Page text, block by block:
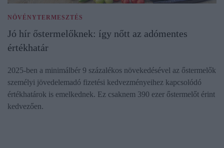
NÖVÉNYTERMESZTÉS
Jó hír őstermelőknek: így nőtt az adómentes
értékhatár
2025-ben a minimálbér 9 százalékos növekedésével az őstermelők
személyi jövedelemadó fizetési kedvezményeihez kapcsolódó
értékhatárok is emelkednek. Ez csaknem 390 ezer őstermelőt érint
kedvezően.